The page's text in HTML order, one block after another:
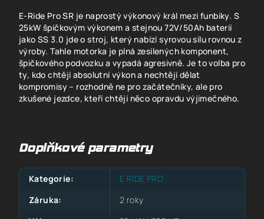
E-Ride Pro SR je naprostý výkonový král mezi funbiky. S
25kW špičkovým výkonem a stejnou 72V/50Ah baterií
jako SS 3.0 jde o stroj, který nabízí syrovou sílu rovnou z
výroby. Tahle motorka je plná zesílených komponent,
špičkového podvozku a vypadá agresivně. Je to volba pro
ty, kdo chtějí absolutní výkon a nechtějí dělat
kompromisy – rozhodně ne pro začátečníky, ale pro
zkušené jezdce, kteří chtějí něco opravdu výjimečného.
Doplňkové parametry
Kategorie:
E RIDE PRO
Záruka:
2 roky